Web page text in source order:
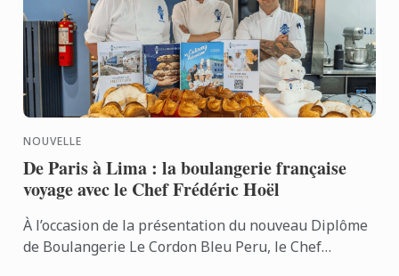
NOUVELLE
De Paris à Lima : la boulangerie française
voyage avec le Chef Frédéric Hoël
À l’occasion de la présentation du nouveau Diplôme
de Boulangerie Le Cordon Bleu Peru, le Chef